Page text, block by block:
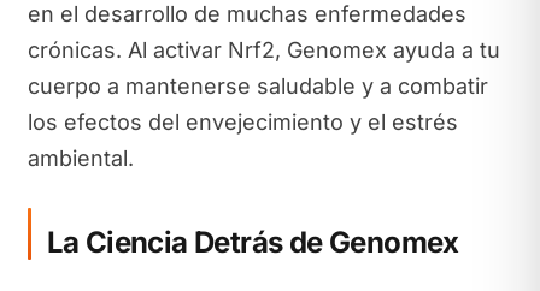
en el desarrollo de muchas enfermedades
crónicas. Al activar Nrf2, Genomex ayuda a tu
cuerpo a mantenerse saludable y a combatir
los efectos del envejecimiento y el estrés
ambiental.
La Ciencia Detrás de Genomex